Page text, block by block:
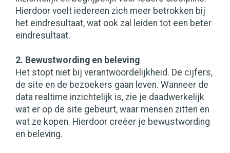
Hierdoor voelt iedereen zich meer betrokken bij
het eindresultaat, wat ook zal leiden tot een beter
eindresultaat.
2. Bewustwording en beleving
Het stopt niet bij verantwoordelijkheid. De cijfers,
de site en de bezoekers gaan leven. Wanneer de
data realtime inzichtelijk is, zie je daadwerkelijk
wat er op de site gebeurt, waar mensen zitten en
wat ze kopen. Hierdoor creëer je bewustwording
en beleving.